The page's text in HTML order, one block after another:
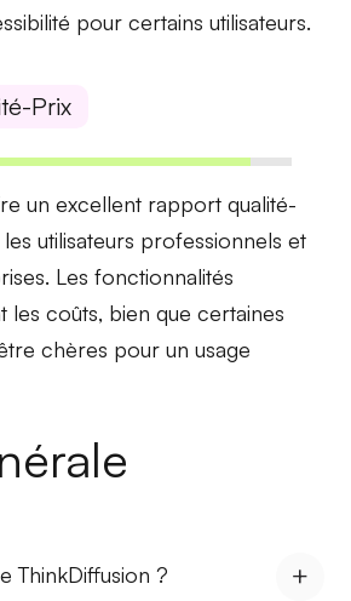
pour certains utilisateurs.
Prix
unexcellent rapport qualité-
utilisateurs professionnels et
Les fonctionnalités
les coûts, bien que certaines
chères pour un usage
ThinkDiffusion ?